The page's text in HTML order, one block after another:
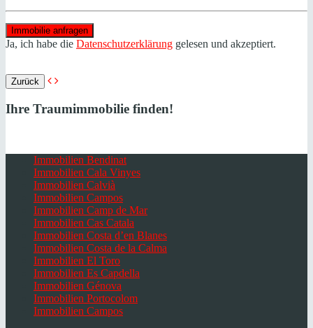
Ja, ich habe die Datenschutzerklärung gelesen und akzeptiert.
Zurück
Ihre Traumimmobilie finden!
Immobilien Bendinat
Immobilien Cala Vinyes
Immobilien Calvià
Immobilien Campos
Immobilien Camp de Mar
Immobilien Cas Catala
Immobilien Costa d’en Blanes
Immobilien Costa de la Calma
Immobilien El Toro
Immobilien Es Capdella
Immobilien Génova
Immobilien Portocolom
Immobilien Campos